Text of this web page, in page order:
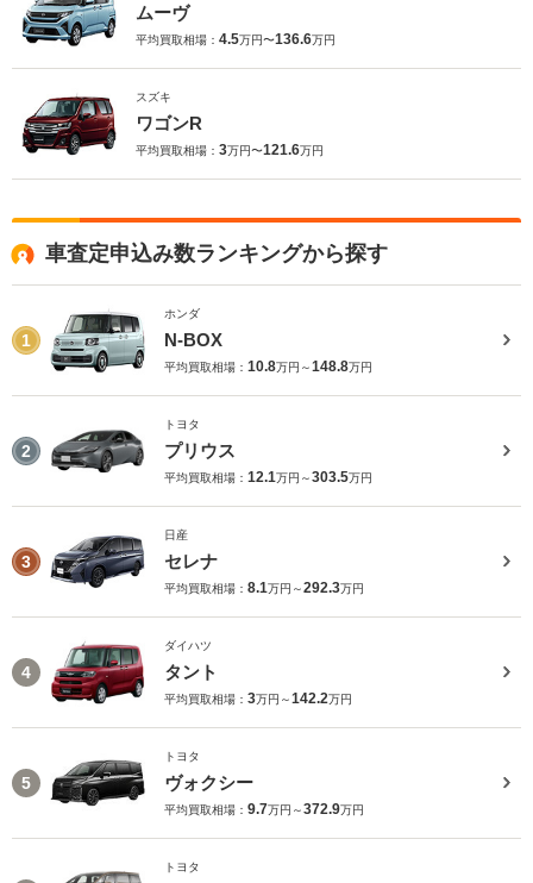
ムーヴ
平均買取相場： 4.5万円〜136.6万円
スズキ
ワゴンR
平均買取相場： 3万円〜121.6万円
車査定申込み数ランキングから探す
1
ホンダ
N-BOX
平均買取相場： 10.8万円～148.8万円
2
トヨタ
プリウス
平均買取相場： 12.1万円～303.5万円
3
日産
セレナ
平均買取相場： 8.1万円～292.3万円
4
ダイハツ
タント
平均買取相場： 3万円～142.2万円
5
トヨタ
ヴォクシー
平均買取相場： 9.7万円～372.9万円
トヨタ